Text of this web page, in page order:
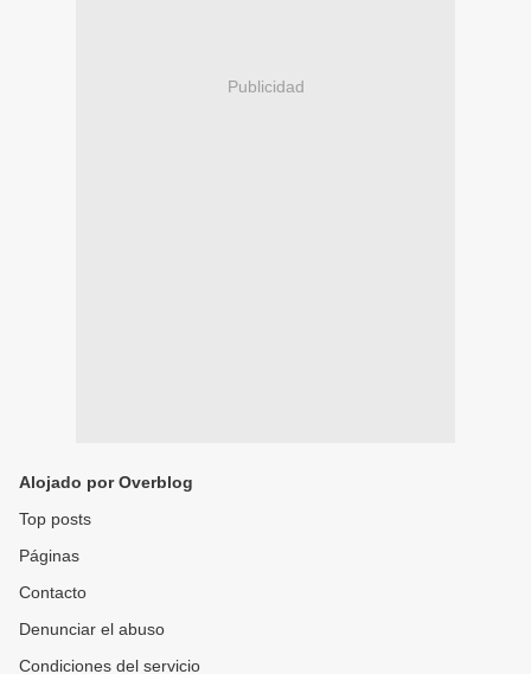
Publicidad
Alojado por Overblog
Top posts
Páginas
Contacto
Denunciar el abuso
Condiciones del servicio